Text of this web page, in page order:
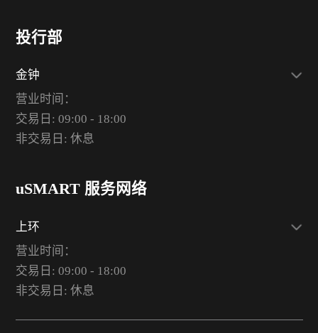
投行部
金钟
营业时间：
交易日: 09:00 - 18:00
非交易日: 休息
uSMART 服务网络
上环
营业时间：
交易日: 09:00 - 18:00
非交易日: 休息